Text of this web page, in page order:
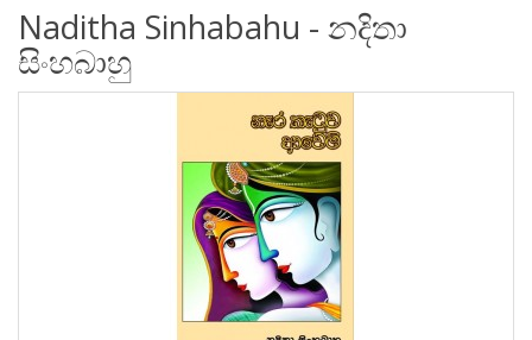
Naditha Sinhabahu - නදිතා
සිංහබාහු